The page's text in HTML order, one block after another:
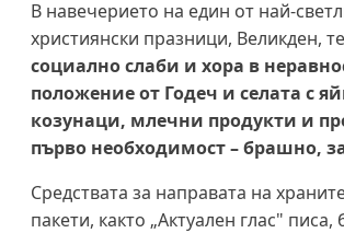
В навечерието на един от най-
християнски празници, Великден, те
социално слаби и хора в
положение от Годеч и селата с
козунаци, млечни продукти и
първо необходимост – брашно,
Средствата за направата на
пакети, както „Актуален глас"